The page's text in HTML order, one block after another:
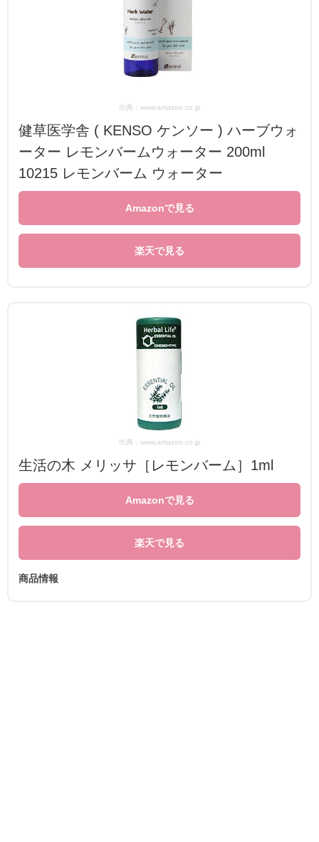
出典：www.amazon.co.jp
健草医学舎 ( KENSO ケンソー ) ハーブウォ
ーター レモンバームウォーター 200ml
10215 レモンバーム ウォーター
Amazonで見る
楽天で見る
出典：www.amazon.co.jp
生活の木 メリッサ［レモンバーム］1ml
Amazonで見る
楽天で見る
商品情報